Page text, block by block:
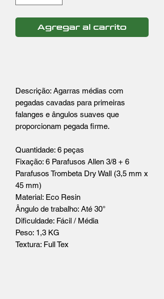
Agregar al carrito
Descrição: Agarras médias com
pegadas cavadas para primeiras
falanges e ângulos suaves que
proporcionam pegada firme.
Quantidade: 6 peças
Fixação: 6 Parafusos Allen 3/8 + 6
Parafusos Trombeta Dry Wall (3,5 mm x
45 mm)
Material: Eco Resin
Ângulo de trabalho: Até 30°
Dificuldade: Fácil / Média
Peso: 1,3 KG
Textura: Full Tex